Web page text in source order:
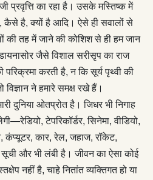
प्रवृत्ति का रहा है। उसके मस्तिष्क में
है, क्यों है आदि। ऐसे ही सवालों से
की तह में जाने की कोशिश से ही हम जान
जैसे विशाल सरीसृप का राज
करती है, न कि सूर्य पृथ्वी की
ने हमारे समक्ष रखे हैं।
दुनिया ओतप्रोत है। जिधर भी निगाह
टेपरिकॉर्डर, सिनेमा, वीडियो,
कंप्यूटर, कार, रेल, जहाज, रॉकेट,
और भी लंबी है। जीवन का ऐसा कोई
नहीं है, चाहे नितांत व्यक्तिगत हो या